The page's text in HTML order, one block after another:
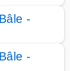
-
-